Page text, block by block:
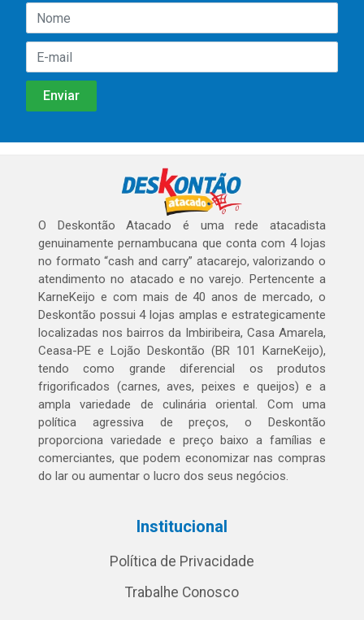
O Deskontão Atacado é uma rede atacadista
genuinamente pernambucana que conta com 4 lojas
no formato “cash and carry” atacarejo, valorizando o
atendimento no atacado e no varejo. Pertencente a
KarneKeijo e com mais de 40 anos de mercado, o
Deskontão possui 4 lojas amplas e estrategicamente
localizadas nos bairros da Imbiribeira, Casa Amarela,
Ceasa-PE e Lojão Deskontão (BR 101 KarneKeijo),
tendo como grande diferencial os produtos
frigorificados (carnes, aves, peixes e queijos) e a
ampla variedade de culinária oriental. Com uma
política agressiva de preços, o Deskontão
proporciona variedade e preço baixo a famílias e
comerciantes, que podem economizar nas compras
do lar ou aumentar o lucro dos seus negócios.
Institucional
Política de Privacidade
Trabalhe Conosco